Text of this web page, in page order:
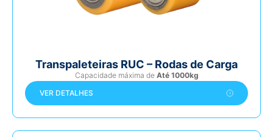
Transpaleteiras RUC – Rodas de Carga
Capacidade máxima de Até 1000kg
VER DETALHES